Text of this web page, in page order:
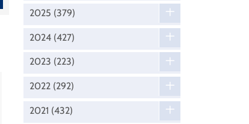
2025 (379)
2024 (427)
2023 (223)
2022 (292)
2021 (432)